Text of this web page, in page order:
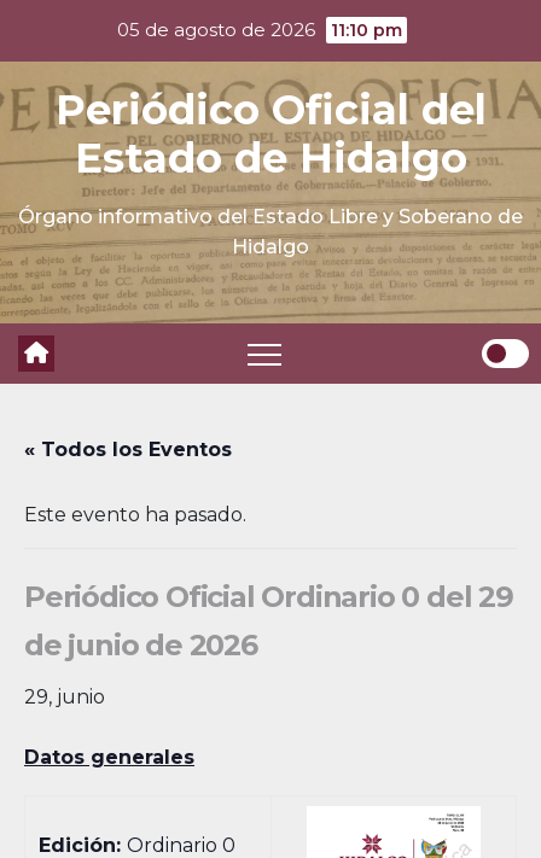
content
05 de agosto de 2026 11:10 pm
Periódico Oficial del
Estado de Hidalgo
Órgano informativo del Estado Libre y Soberano de
Hidalgo
« Todos los Eventos
Este evento ha pasado.
Periódico Oficial Ordinario 0 del 29
de junio de 2026
29, junio
Datos generales
Edición:Ordinario 0